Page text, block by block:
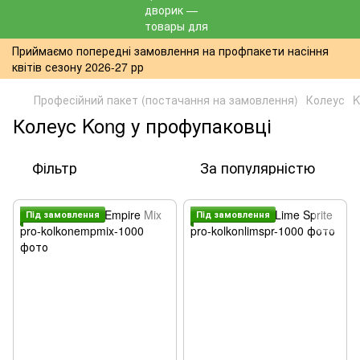
Приймаємо попередні замовлення на профпакети насіння
квітів сезону 2026-27 рр
Професійний пакет (постачання на замовлення) Колеус
Колеус Kong у профупаковці
Фільтр За популярністю
Пiд замовлення Пiд замовлення